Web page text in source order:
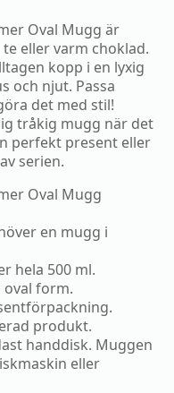
Oval Mugg är
eller varm choklad.
kopp i en lyxig
och njut. Passa
det med stil!
tråkig mugg när det
perfekt present eller
serien.
Oval Mugg
en mugg i
hela 500 ml.
form.
produkt.
handdisk. Muggen
eller